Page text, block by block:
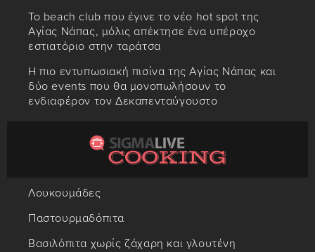
Το beach club που έγινε το νέο hot spot της
Αγίας Νάπας, μόλις απέκτησε ένα υπέροχο
εστιατόριο στην ταράτσα
Η πιο εντυπωσιακή πισίνα της Αγίας Νάπας και
δύο events που θα μονοπωλήσουν το
ενδιαφέρον τον Δεκαπενταύγουστο
Λουκουμάδες
Παστουρμαδόπιτα
Βασιλόπιτα χωρίς ζάχαρη και γλουτένη